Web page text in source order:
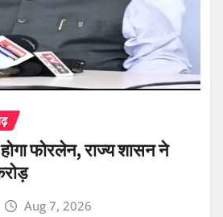
फोरलेन, राज्य शासन ने
Aug 7, 2026